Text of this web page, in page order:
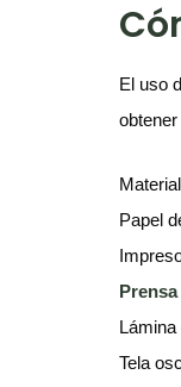
El uso
Papel
Prensa
Lámina
Tela